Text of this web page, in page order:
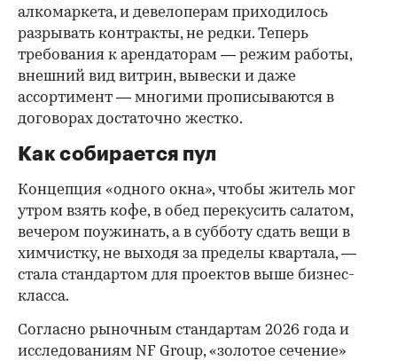
алкомаркета, и девелоперам приходилось
разрывать контракты, не редки. Теперь
требования к арендаторам — режим работы,
внешний вид витрин, вывески и даже
ассортимент — многими прописываются в
договорах достаточно жестко.
Как собирается пул
Концепция «одного окна», чтобы житель мог
утром взять кофе, в обед перекусить салатом,
вечером поужинать, а в субботу сдать вещи в
химчистку, не выходя за пределы квартала, —
стала стандартом для проектов выше бизнес-
класса.
Согласно рыночным стандартам 2026 года и
исследованиям NF Group, «золотое сечение»